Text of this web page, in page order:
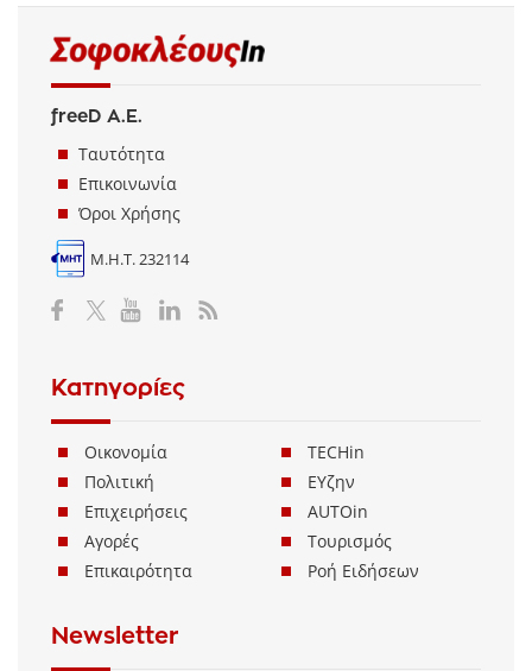
freeD Α.Ε.
Ταυτότητα
Επικοινωνία
Όροι Χρήσης
Μ.Η.Τ. 232114
Κατηγορίες
Οικονομία
Πολιτική
Επιχειρήσεις
Αγορές
Επικαιρότητα
TECHin
ΕΥζην
AUTOin
Τουρισμός
Ροή Ειδήσεων
Newsletter